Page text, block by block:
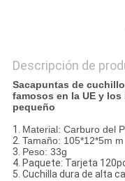
POLICY
Descripción de
Sacapuntas de
famosos en la UE y los
pequeño
1. Material: Carburo del
2. Tamaño: 105*12*5m m
3. Peso: 33g
4. Paquete: Tarjeta
5. Cuchilla dura de alta